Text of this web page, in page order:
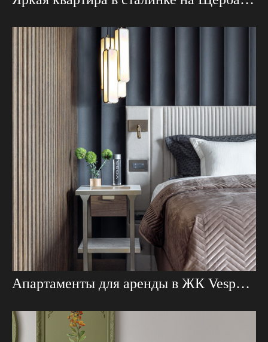
Апартаменты для аренды в ЖК Vesper Tverskaya